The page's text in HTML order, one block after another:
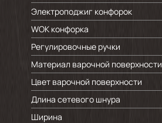
Электроподжиг конфорок
WOK конфорка
Регулировочные ручки
Материал варочной поверхности
Цвет варочной поверхности
Длина сетевого шнура
Ширина